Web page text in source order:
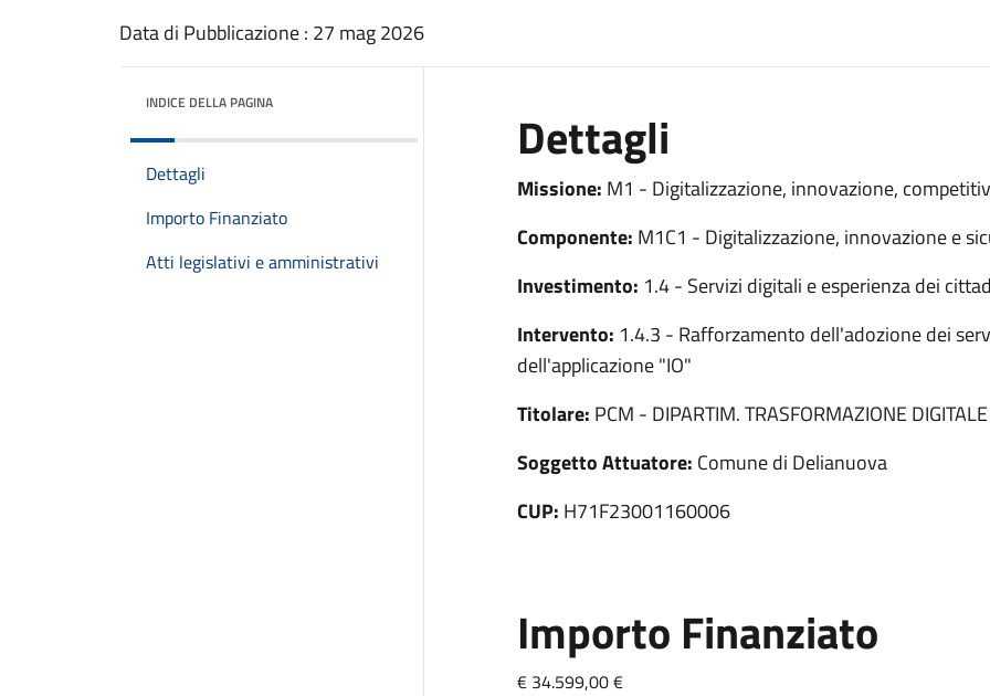
Data di Pubblicazione : 27 mag 2026
INDICE DELLA PAGINA
Dettagli
Importo Finanziato
Atti legislativi e amministrativi
Dettagli
Missione: M1 - Digitalizzazione, innovazione,
Componente: M1C1 - Digitalizzazione, innovazione e
Investimento: 1.4 - Servizi digitali e esperienza dei
Intervento: 1.4.3 - Rafforzamento dell'adozione dei
dell'applicazione "IO"
Titolare: PCM - DIPARTIM. TRASFORMAZIONE DIGITALE
Soggetto Attuatore: Comune di Delianuova
CUP: H71F23001160006
Importo Finanziato
€ 34.599,00 €